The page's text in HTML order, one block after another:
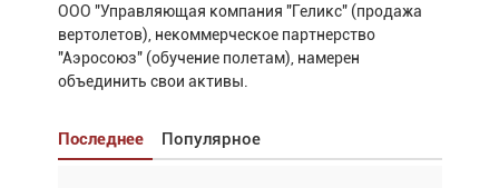
ООО "Управляющая компания "Геликс" (продажа
вертолетов), некоммерческое партнерство
"Аэросоюз" (обучение полетам), намерен
объединить свои активы.
Последнее Популярное